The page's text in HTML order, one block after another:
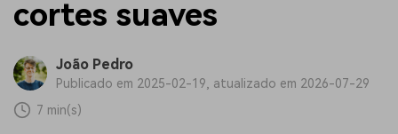
cortes suaves
João Pedro
Publicado em 2025-02-19, atualizado em 2026-07-29
7 min(s)